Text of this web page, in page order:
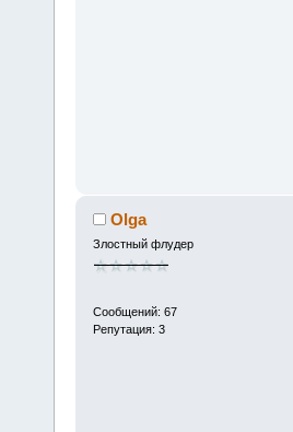
Olga
Злостный флудер
Сообщений: 67
Репутация: 3